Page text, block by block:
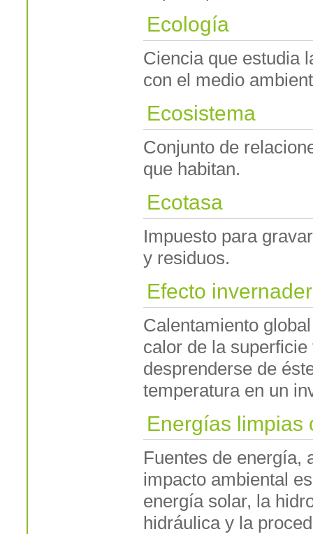
Ecología
Ciencia que estudia
con el medio
Ecosistema
Conjunto de
que habitan.
Ecotasa
Impuesto para
y residuos.
Efecto
Calentamiento
calor de la
desprenderse de
temperatura en un
Energías limpias
Fuentes de energía,
impacto ambiental
energía solar, la
hidráulica y la